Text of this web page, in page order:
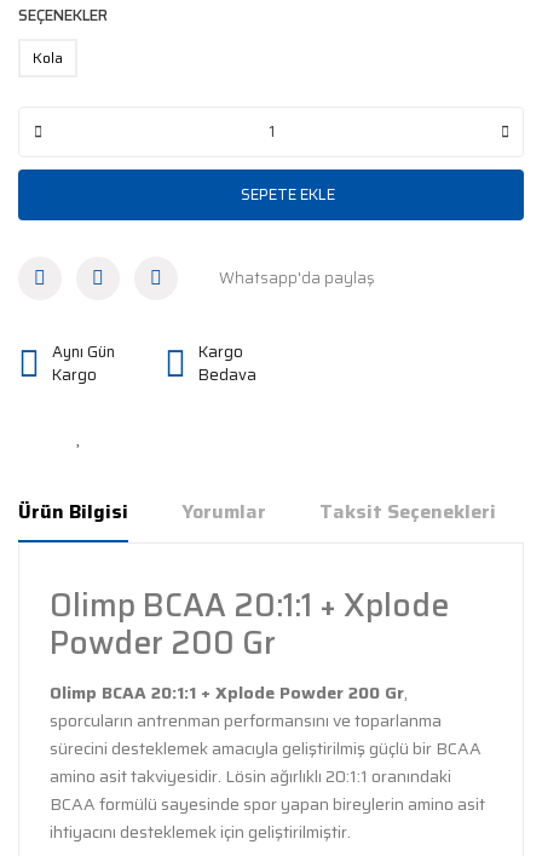
SEÇENEKLER
Kola
SEPETE EKLE
Whatsapp'da paylaş
Aynı Gün
Kargo
Kargo
Bedava
Ürün Bilgisi Yorumlar Taksit Seçenekleri
Olimp BCAA 20:1:1 + Xplode
Powder 200 Gr
Olimp BCAA 20:1:1 + Xplode Powder 200 Gr,
sporcuların antrenman performansını ve toparlanma
sürecini desteklemek amacıyla geliştirilmiş güçlü bir BCAA
amino asit takviyesidir. Lösin ağırlıklı 20:1:1 oranındaki
BCAA formülü sayesinde spor yapan bireylerin amino asit
ihtiyacını desteklemek için geliştirilmiştir.